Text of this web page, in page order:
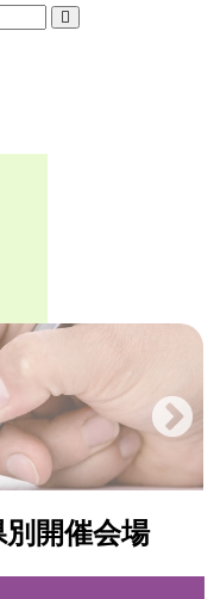
開催会場